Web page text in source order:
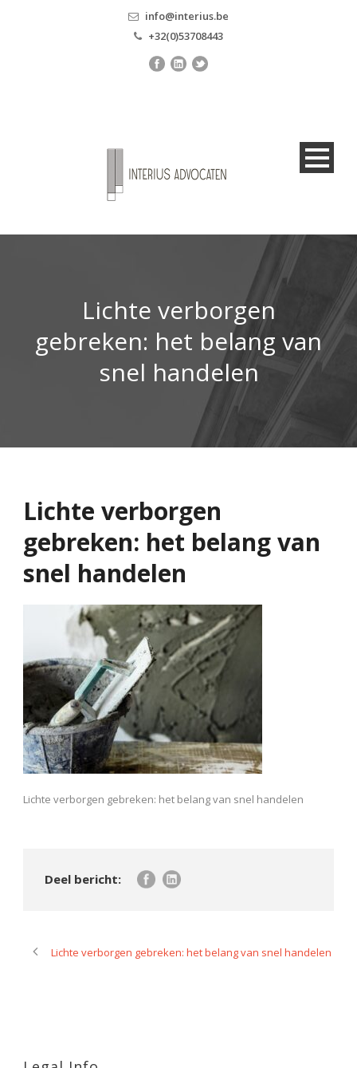
info@interius.be
+32(0)53708443
Lichte verborgen
gebreken: het belang van
snel handelen
Lichte verborgen
gebreken: het belang van
snel handelen
Lichte verborgen gebreken: het belang van snel handelen
Lichte verborgen gebreken: het belang van snel handelen